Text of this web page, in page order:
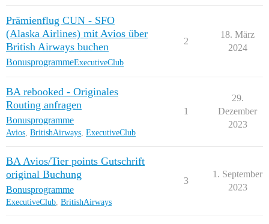
Prämienflug CUN - SFO
(Alaska Airlines) mit Avios über
British Airways buchen
BonusprogrammeExecutiveClub
2
18. März
2024
BA rebooked - Originales
Routing anfragen
Bonusprogramme
Avios, BritishAirways, ExecutiveClub
1
29.
Dezember
2023
BA Avios/Tier points Gutschrift
original Buchung
Bonusprogramme
ExecutiveClub, BritishAirways
3
1. September
2023